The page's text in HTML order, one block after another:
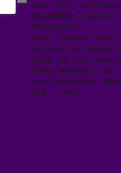
que les
exploitées* dans le
de contact.
Vous pouvez
moment en
page de nos
d'informations
confidentialité,
site web